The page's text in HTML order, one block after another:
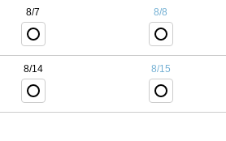
8/7 8/8
8/14 8/15